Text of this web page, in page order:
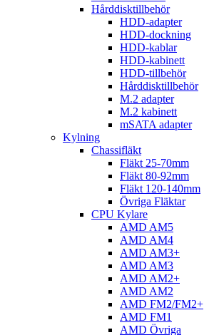
Hårddisktillbehör
HDD-adapter
HDD-dockning
HDD-kablar
HDD-kabinett
HDD-tillbehör
Hårddisktillbehör
M.2 adapter
M.2 kabinett
mSATA adapter
Kylning
Chassifläkt
Fläkt 25-70mm
Fläkt 80-92mm
Fläkt 120-140mm
Övriga Fläktar
CPU Kylare
AMD AM5
AMD AM4
AMD AM3+
AMD AM3
AMD AM2+
AMD AM2
AMD FM2/FM2+
AMD FM1
AMD Övriga